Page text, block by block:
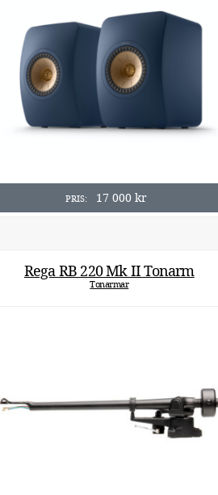
PRIS: 17 000kr
Rega RB 220 Mk II Tonarm
Tonarmar